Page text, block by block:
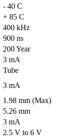
- 40 C
+ 85 C
400 kHz
900 ns
200 Year
3 mA
Tube
3 mA
1.98 mm (Max)
5.26 mm
3 mA
2.5 V to 6 V